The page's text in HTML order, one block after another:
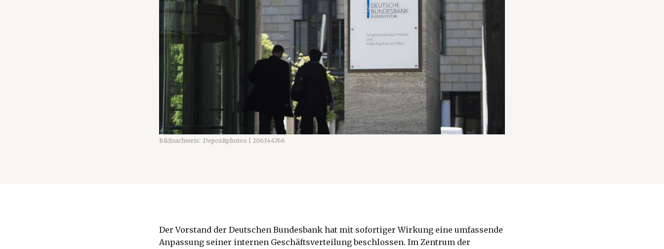
Bildnachweis: Depositphotos | 206344766
Der Vorstand der Deutschen Bundesbank hat mit sofortiger Wirkung eine umfassende
Anpassung seiner internen Geschäftsverteilung beschlossen. Im Zentrum der